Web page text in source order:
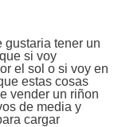
gustaria tener un
si voy
el sol o si voy en
estas cosas
vender un riñon
de media y
cargar